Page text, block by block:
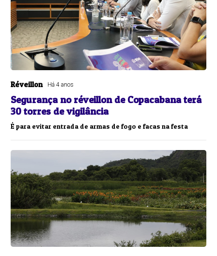
Réveillon Há 4 anos
Segurança no réveillon de Copacabana terá
30 torres de vigilância
É para evitar entrada de armas de fogo e facas na festa